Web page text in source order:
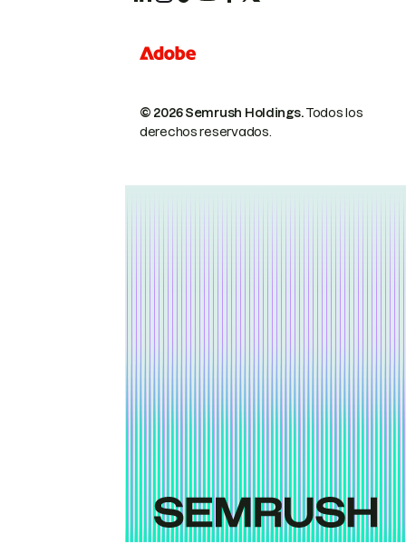
© 2026 Semrush Holdings.Todos los
derechos reservados.